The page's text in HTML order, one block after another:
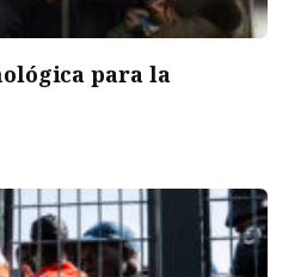
para la